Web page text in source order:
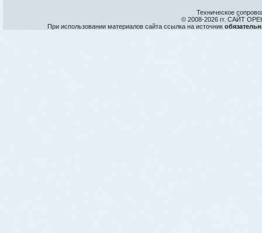
Техническое
© 2008-2026 гг. САЙТ
При использовании материалов сайта ссылка на источник